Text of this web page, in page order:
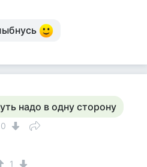
надо в одну сторону
0
1